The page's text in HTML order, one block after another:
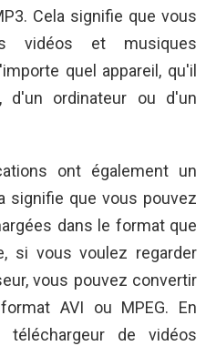
Cela signifie que vous
vidéos et musiques
quel appareil, qu'il
d'un ordinateur ou d'un
ont également un
signifie que vous pouvez
dans le format que
si vous voulez regarder
vous pouvez convertir
AVI ou MPEG. En
téléchargeur de vidéos